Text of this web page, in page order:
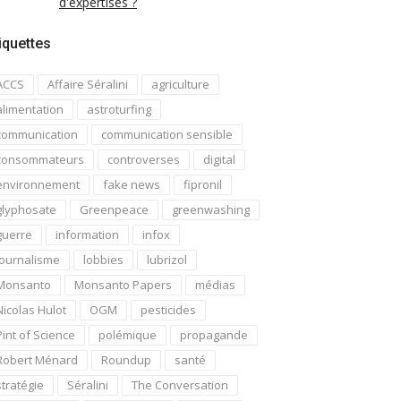
Affaire Séralini
agriculture
astroturfing
communication sensible
controverses
digital
fake news
fipronil
Greenpeace
greenwashing
information
infox
lobbies
lubrizol
Monsanto Papers
médias
Hulot
OGM
pesticides
of Science
polémique
propagande
Ménard
Roundup
santé
Séralini The Conversation